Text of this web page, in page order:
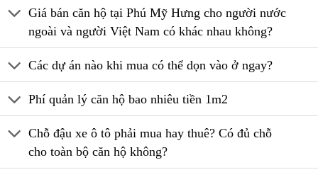
Giá bán căn hộ tại Phú Mỹ Hưng cho người nước
ngoài và người Việt Nam có khác nhau không?
Các dự án nào khi mua có thể dọn vào ở ngay?
Phí quản lý căn hộ bao nhiêu tiền 1m2
Chỗ đậu xe ô tô phải mua hay thuê? Có đủ chỗ
cho toàn bộ căn hộ không?